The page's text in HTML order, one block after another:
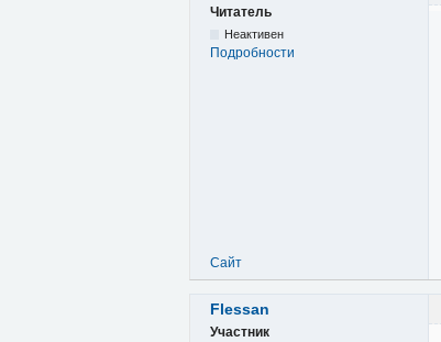
Читатель
Неактивен
Подробности
Сайт
Flessan
Участник